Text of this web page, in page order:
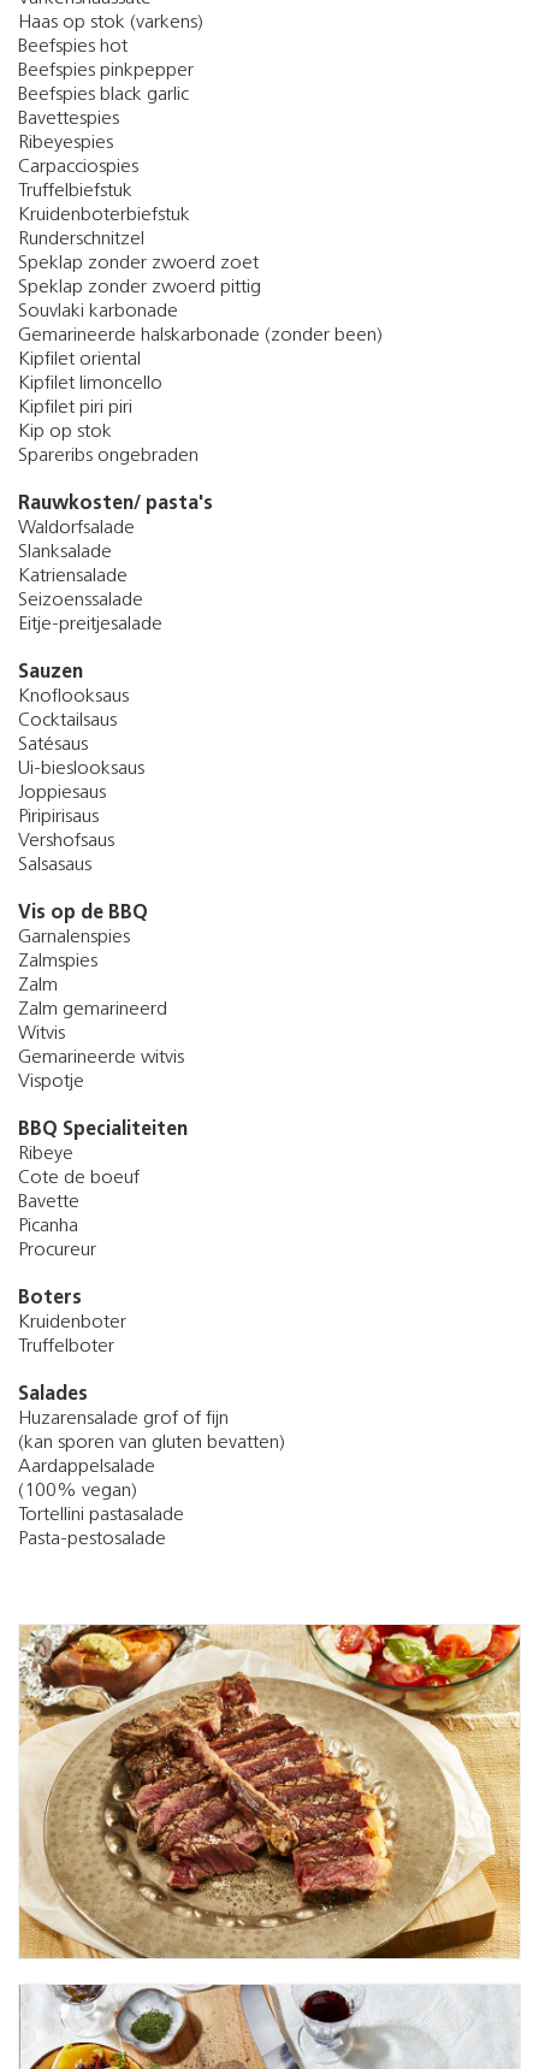
Haas op stok (varkens)
Beefspies hot
Beefspies pinkpepper
Beefspies black garlic
Bavettespies
Ribeyespies
Carpacciospies
Truffelbiefstuk
Kruidenboterbiefstuk
Runderschnitzel
Speklap zonder zwoerd zoet
Speklap zonder zwoerd pittig
Souvlaki karbonade
Gemarineerde halskarbonade (zonder been)
Kipfilet oriental
Kipfilet limoncello
Kipfilet piri piri
Kip op stok
Spareribs ongebraden
Rauwkosten/ pasta's
Waldorfsalade
Slanksalade
Katriensalade
Seizoenssalade
Eitje-preitjesalade
Sauzen
Knoflooksaus
Cocktailsaus
Satésaus
Ui-bieslooksaus
Joppiesaus
Piripirisaus
Vershofsaus
Salsasaus
Vis op de BBQ
Garnalenspies
Zalmspies
Zalm
Zalm gemarineerd
Witvis
Gemarineerde witvis
Vispotje
BBQ Specialiteiten
Ribeye
Cote de boeuf
Bavette
Picanha
Procureur
Boters
Kruidenboter
Truffelboter
Salades
Huzarensalade grof of fijn
(kan sporen van gluten bevatten)
Aardappelsalade
(100% vegan)
Tortellini pastasalade
Pasta-pestosalade